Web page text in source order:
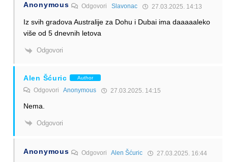
Anonymous OdgovoriSlavonac 27.03.2025. 14:13
Iz svih gradova Australije za Dohu i Dubai ima daaaaaleko
više od 5 dnevnih letova
Odgovori
Alen Šćuric Author
Odgovori Anonymous 27.03.2025. 14:15
Nema.
Odgovori
Anonymous OdgovoriAlen Šćuric 27.03.2025. 16:44